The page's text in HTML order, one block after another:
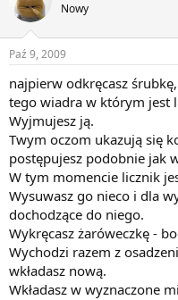
Nowy
Paź 9, 2009
najpierw odkręcasz
tego wiadra w którym jest
Wyjmujesz ją.
Twym oczom ukazują się
postępujesz podobnie jak
W tym momencie licznik
Wysuwasz go nieco i dla
dochodzące do niego.
Wykręcasz żaróweczkę -
Wychodzi razem z
wkładasz nową.
Wkładasz w wyznaczone